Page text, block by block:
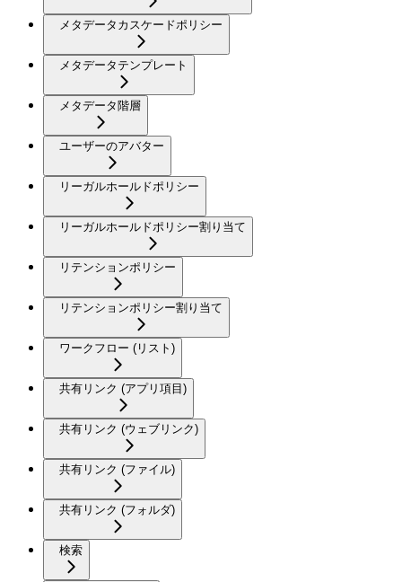
メタデータカスケードポリシー
メタデータテンプレート
メタデータ階層
ユーザーのアバター
リーガルホールドポリシー
リーガルホールドポリシー割り当て
リテンションポリシー
リテンションポリシー割り当て
ワークフロー (リスト)
共有リンク (アプリ項目)
共有リンク (ウェブリンク)
共有リンク (ファイル)
共有リンク (フォルダ)
検索